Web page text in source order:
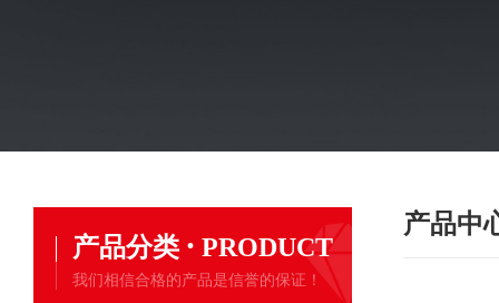
产品分类 · PRODUCT
我们相信合格的产品是信誉的保证！
产品中